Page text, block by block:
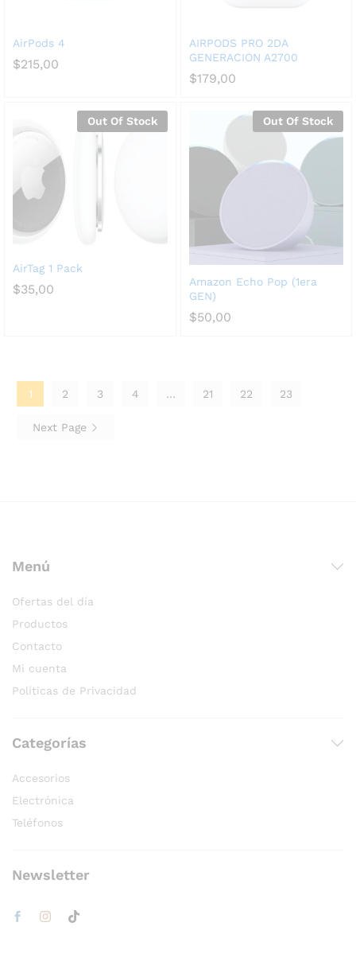
AirPods 4
$215,00
AIRPODS PRO 2DA
GENERACION A2700
$179,00
Out Of Stock
AirTag 1 Pack
$35,00
Out Of Stock
Amazon Echo Pop (1era
GEN)
$50,00
1 2 3 4 … 21 22 23
Next Page
Menú
Ofertas del día
Productos
Contacto
Mi cuenta
Políticas de Privacidad
Categorías
Accesorios
Electrónica
Teléfonos
Newsletter